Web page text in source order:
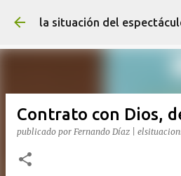
Ir al contenido
Contrato con Dios,
publicado por Fernando Díaz |